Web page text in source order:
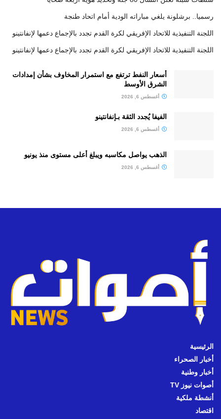
رسميا.. برشلونة يلغي مباراته الودية أمام اتحاد طنجة
اللجنة التنفيذية للاتحاد الإفريقي لكرة القدم تجدد بالإجماع دعمها لإنفانتينو
اللجنة التنفيذية للاتحاد الإفريقي لكرة القدم تجدد بالإجماع دعمها لإنفانتينو
أسعار النفط ترتفع مع استمرار المخاوف بشأن إمدادات
الشرق الأوسط
أغسطس 6, 2026
الفيفا يُجدد الثقة بـإنفانتينو
أغسطس 6, 2026
الذهب يواصل مكاسبه ويبلغ أعلى مستوى منذ يونيو
أغسطس 6, 2026
الرئيسية
أخبار الصحراء
أخبار وطنية
أصوات نيوز TV
أنشطة ملكية
اقتصاد